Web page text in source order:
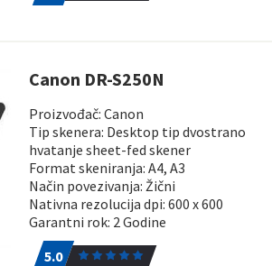
Canon DR-S250N
Proizvođač: Canon
Tip skenera: Desktop tip dvostrano
hvatanje sheet-fed skener
Format skeniranja: A4, A3
Način povezivanja: Žični
Nativna rezolucija dpi: 600 x 600
Garantni rok: 2 Godine
5.01
5.0